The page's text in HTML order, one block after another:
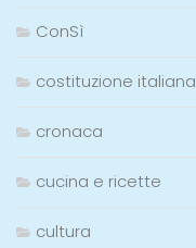
ConSì
costituzione italiana
cronaca
cucina e ricette
cultura